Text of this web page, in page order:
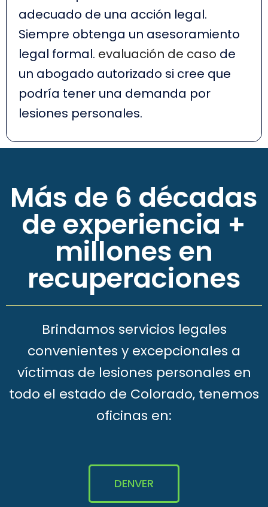
adecuado de una acción legal.
Siempre obtenga un asesoramiento
legal formal. evaluación de caso de
un abogado autorizado si cree que
podría tener una demanda por
lesiones personales.
Más de 6 décadas
de experiencia +
millones en
recuperaciones
Brindamos servicios legales
convenientes y excepcionales a
víctimas de lesiones personales en
todo el estado de Colorado, tenemos
oficinas en:
DENVER